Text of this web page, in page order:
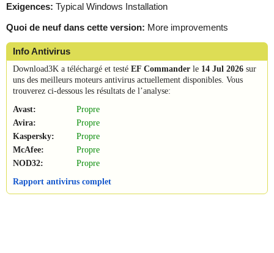
Exigences: Typical Windows Installation
Quoi de neuf dans cette version: More improvements
Info Antivirus
Download3K a téléchargé et testé EF Commander le 14 Jul 2026 sur
uns des meilleurs moteurs antivirus actuellement disponibles. Vous
trouverez ci-dessous les résultats de l’analyse:
Avast:
Propre
Avira:
Propre
Kaspersky:
Propre
McAfee:
Propre
NOD32:
Propre
Rapport antivirus complet